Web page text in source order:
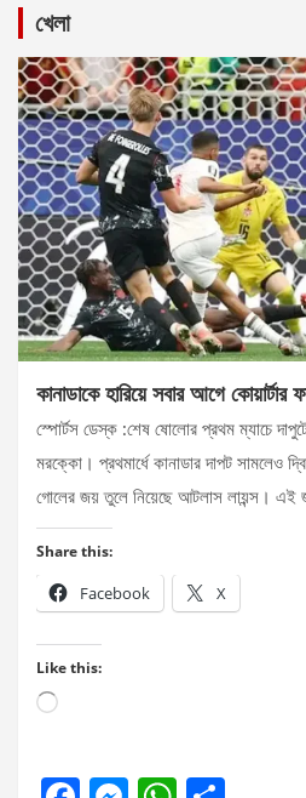
খেলা
কানাডাকে হারিয়ে সবার আগে
স্পোর্টস ডেস্ক :শেষ ষোলোর প্রথম ম্যাচে
মরক্কো। প্রথমার্ধে কানাডার দাপট সামলেও
গোলের জয় তুলে নিয়েছে আটলাস লায়ন্স। এই
Share this:
Facebook X
Like this:
Loading…